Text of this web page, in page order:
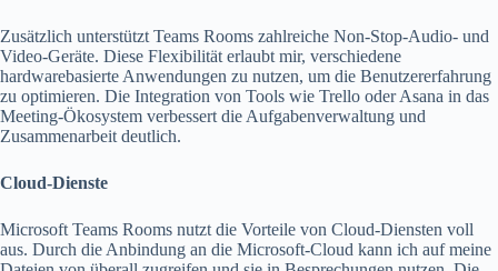
Zusätzlich unterstützt Teams Rooms zahlreiche Non-Stop-Audio- und
Video-Geräte. Diese Flexibilität erlaubt mir, verschiedene
hardwarebasierte Anwendungen zu nutzen, um die Benutzererfahrung
zu optimieren. Die Integration von Tools wie Trello oder Asana in das
Meeting-Ökosystem verbessert die Aufgabenverwaltung und
Zusammenarbeit deutlich.
Cloud-Dienste
Microsoft Teams Rooms nutzt die Vorteile von Cloud-Diensten voll
aus. Durch die Anbindung an die Microsoft-Cloud kann ich auf meine